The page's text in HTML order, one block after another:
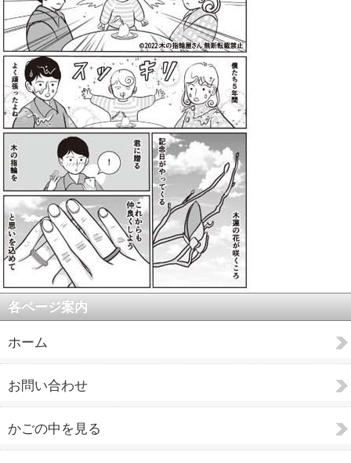
各ページ案内
ホーム
お問い合わせ
かごの中を見る